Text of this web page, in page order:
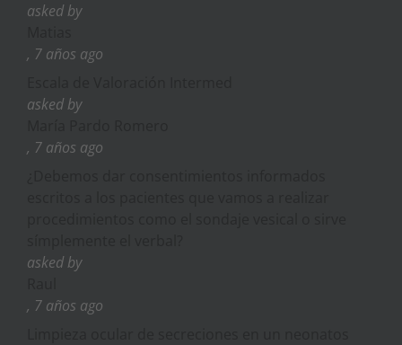
asked by
, 7 años ago
asked by
, 7 años ago
asked by
, 7 años ago